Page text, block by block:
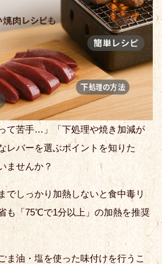
て苦手…」「下処理や焼き加減が
レバーを選ぶポイントを知りた
ませんか？
でしっかり加熱しないと食中毒リ
も「75℃で1分以上」の加熱を推奨
ま油・塩を使った味付けを行うこ